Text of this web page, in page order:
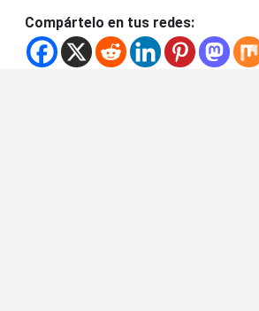
Compártelo en tus redes: